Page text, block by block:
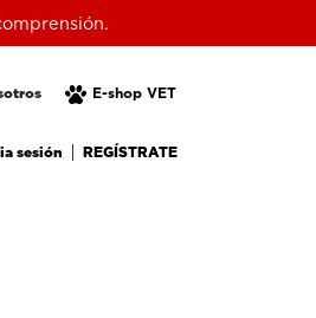
E-shop VET
sesión REGÍSTRATE